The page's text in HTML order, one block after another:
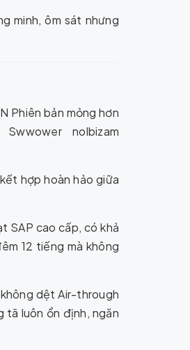
minh, ôm sát nhưng
hợp hoàn hảo giữa
SAP cao cấp, có khả
12 tiếng mà không
dệt Air-through
tã luôn ổn định, ngăn